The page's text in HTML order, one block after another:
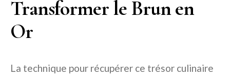
Transformer le Brun en
Or
La technique pour récupérer ce trésor culinaire